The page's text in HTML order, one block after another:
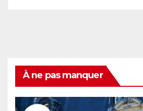
À ne pas manquer